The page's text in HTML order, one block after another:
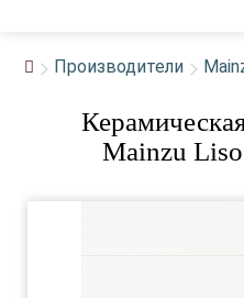
Производители
Mainzu